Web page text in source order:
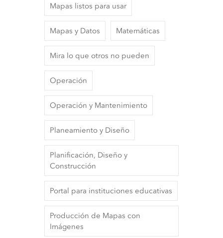
Mapas listos para usar
Mapas y Datos Matemáticas
Mira lo que otros no pueden
Operación
Operación y Mantenimiento
Planeamiento y Diseño
Planificación, Diseño y
Construcción
Portal para instituciones educativas
Producción de Mapas con
Imágenes